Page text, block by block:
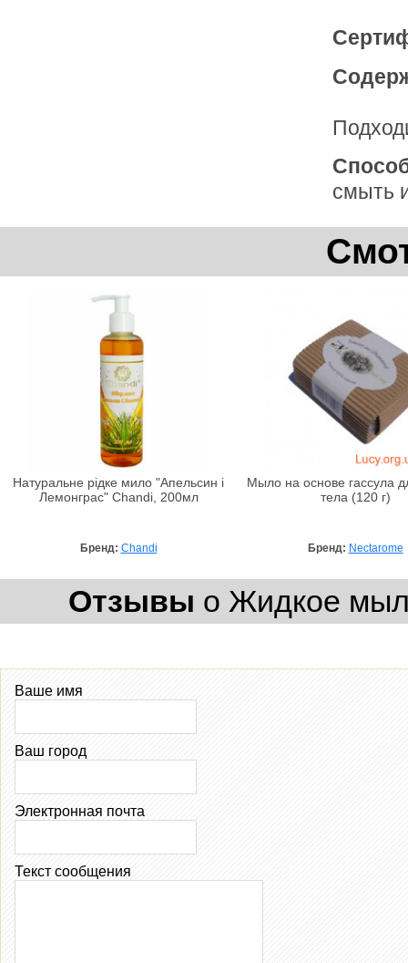
смыть
Натуральне рідке мило "Апельсин і
Лемонграс" Chandi, 200мл
Бренд: Chandi
Мыло на основе гассула
тела (120 г)
Бренд: Nectarome
Отзывы о Жидкое
Ваше имя
Ваш город
Электронная почта
Текст сообщения